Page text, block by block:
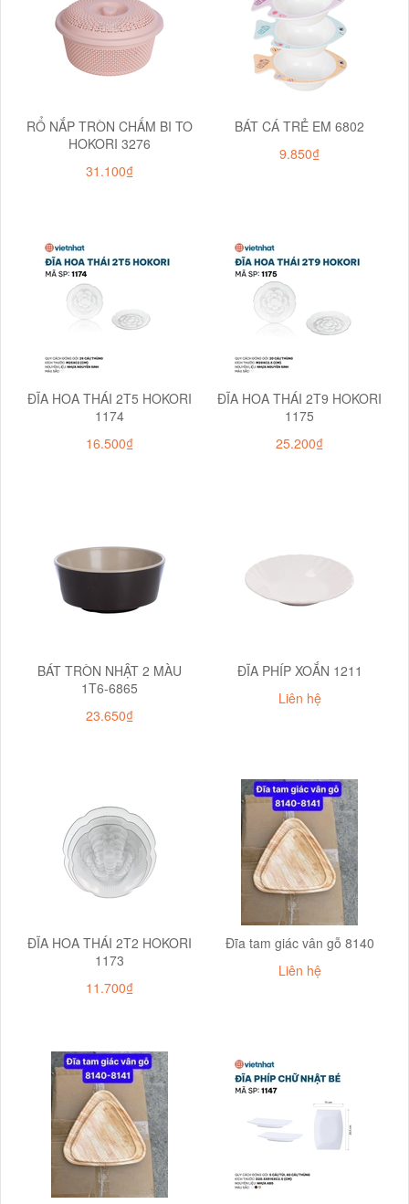
RỔ NẮP TRÒN CHẤM BI TO
HOKORI 3276
31.100₫
BÁT CÁ TRẺ EM 6802
9.850₫
ĐĨA HOA THÁI 2T5 HOKORI
1174
16.500₫
ĐĨA HOA THÁI 2T9 HOKORI
1175
25.200₫
BÁT TRÒN NHẬT 2 MÀU
1T6-6865
23.650₫
ĐĨA PHÍP XOẮN 1211
Liên hệ
ĐĨA HOA THÁI 2T2 HOKORI
1173
11.700₫
Đĩa tam giác vân gỗ 8140
Liên hệ